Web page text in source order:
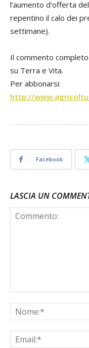
l’aumento d’offerta
repentino il calo dei
settimane).
Il commento
su Terra e Vita.
Per abbonarsi:
http://
Facebook
LASCIA UN